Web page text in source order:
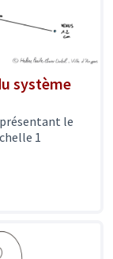
système
le
1